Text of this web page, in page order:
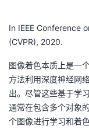
的
客
我
论
坛
的
圈
我
的
我
In IEEE Conference
(CVPR), 2020.
图像着色本质上是一
方法利用深度神经网
出。尽管这些基于学
通常在包含多个对象
个图像进行学习和着